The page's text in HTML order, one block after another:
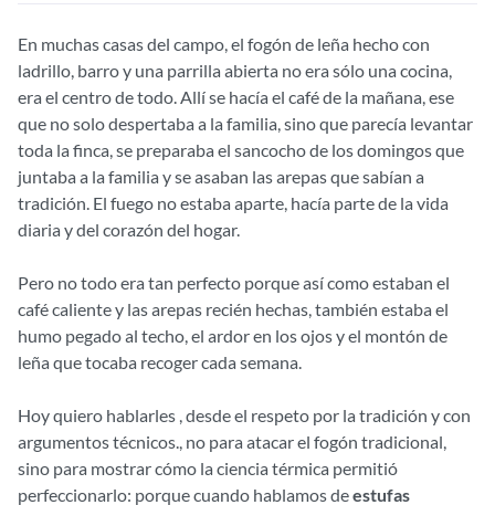
En muchas casas del campo, el fogón de leña hecho con
ladrillo, barro y una parrilla abierta no era sólo una cocina,
era el centro de todo. Allí se hacía el café de la mañana, ese
que no solo despertaba a la familia, sino que parecía levantar
toda la finca, se preparaba el sancocho de los domingos que
juntaba a la familia y se asaban las arepas que sabían a
tradición. El fuego no estaba aparte, hacía parte de la vida
diaria y del corazón del hogar.
Pero no todo era tan perfecto porque así como estaban el
café caliente y las arepas recién hechas, también estaba el
humo pegado al techo, el ardor en los ojos y el montón de
leña que tocaba recoger cada semana.
Hoy quiero hablarles , desde el respeto por la tradición y con
argumentos técnicos., no para atacar el fogón tradicional,
sino para mostrar cómo la ciencia térmica permitió
perfeccionarlo: porque cuando hablamos deestufas